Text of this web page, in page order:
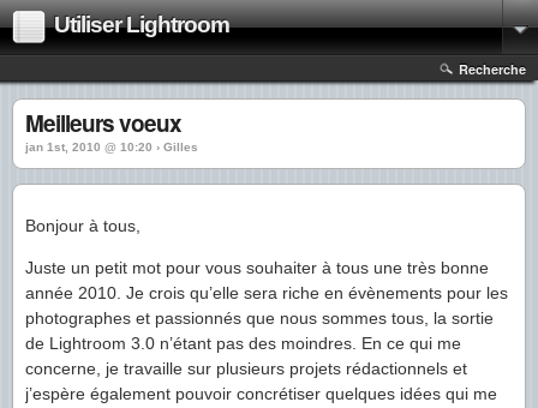
Utiliser Lightroom
Recherche
Meilleurs voeux
jan 1st, 2010 @ 10:20 › Gilles
Bonjour à tous,
Juste un petit mot pour vous souhaiter à tous une très bonne
année 2010. Je crois qu’elle sera riche en évènements pour les
photographes et passionnés que nous sommes tous, la sortie
de Lightroom 3.0 n’étant pas des moindres. En ce qui me
concerne, je travaille sur plusieurs projets rédactionnels et
j’espère également pouvoir concrétiser quelques idées qui me